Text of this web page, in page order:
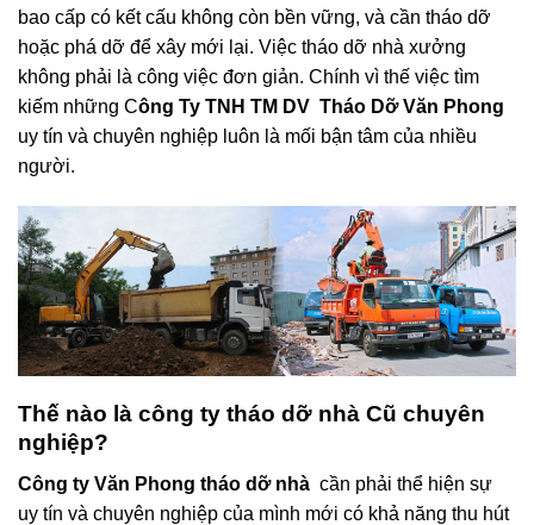
bao cấp có kết cấu không còn bền vững, và cần tháo dỡ
hoặc phá dỡ để xây mới lại. Việc tháo dỡ nhà xưởng
không phải là công việc đơn giản. Chính vì thế việc tìm
kiếm những Công Ty TNH TM DV Tháo Dỡ Văn Phong
uy tín và chuyên nghiệp luôn là mối bận tâm của nhiều
người.
Thế nào là công ty tháo dỡ nhà Cũ chuyên
nghiệp?
Công ty Văn Phong tháo dỡ nhà cần phải thể hiện sự
uy tín và chuyên nghiệp của mình mới có khả năng thu hút